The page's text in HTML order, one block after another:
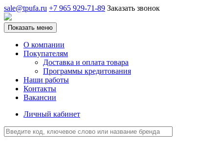
sale@tpufa.ru +7 965 929-71-89 Заказать звонок
Показать меню
О компании
Покупателям
Доставка и оплата товара
Программы кредитования
Наши работы
Контакты
Вакансии
Личный кабинет